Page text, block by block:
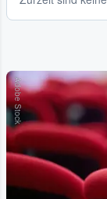
Adobe Stock